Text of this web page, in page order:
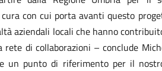
cura con cui porta avanti questo
aziendali locali che hanno
di collaborazioni – conclude
un punto di riferimento per il